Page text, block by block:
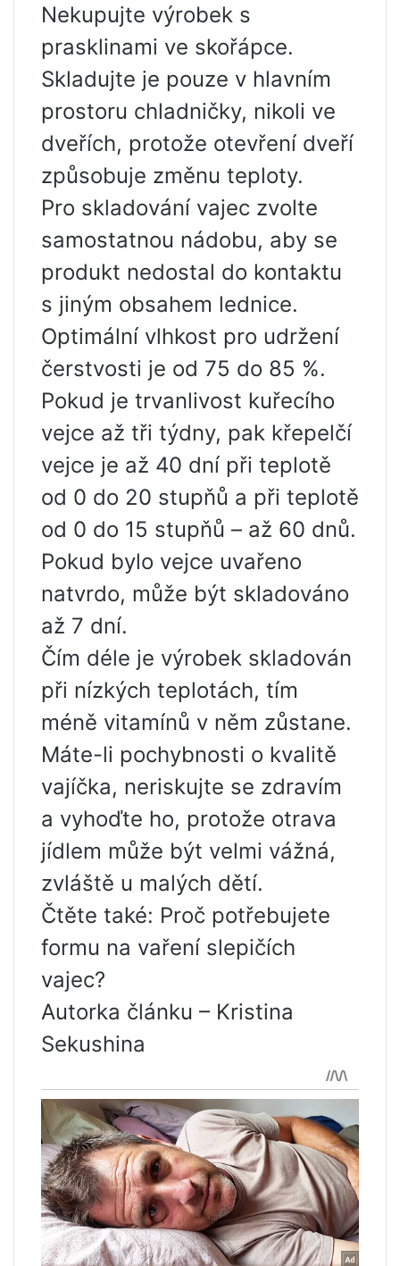
Nekupujte výrobek s
prasklinami ve skořápce.
Skladujte je pouze v hlavním
prostoru chladničky, nikoli ve
dveřích, protože otevření dveří
způsobuje změnu teploty.
Pro skladování vajec zvolte
samostatnou nádobu, aby se
produkt nedostal do kontaktu
s jiným obsahem lednice.
Optimální vlhkost pro udržení
čerstvosti je od 75 do 85 %.
Pokud je trvanlivost kuřecího
vejce až tři týdny, pak křepelčí
vejce je až 40 dní při teplotě
od 0 do 20 stupňů a při teplotě
od 0 do 15 stupňů – až 60 dnů.
Pokud bylo vejce uvařeno
natvrdo, může být skladováno
až 7 dní.
Čím déle je výrobek skladován
při nízkých teplotách, tím
méně vitamínů v něm zůstane.
Máte-li pochybnosti o kvalitě
vajíčka, neriskujte se zdravím
a vyhoďte ho, protože otrava
jídlem může být velmi vážná,
zvláště u malých dětí.
Čtěte také: Proč potřebujete
formu na vaření slepičích
vajec?
Autorka článku – Kristina
Sekushina